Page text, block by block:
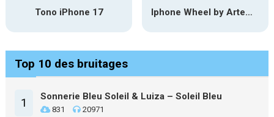
Tono iPhone 17 Iphone Wheel by Artematiko
Top 10 des bruitages
1 Sonnerie Bleu Soleil & Luiza – Soleil Bleu
831 20971